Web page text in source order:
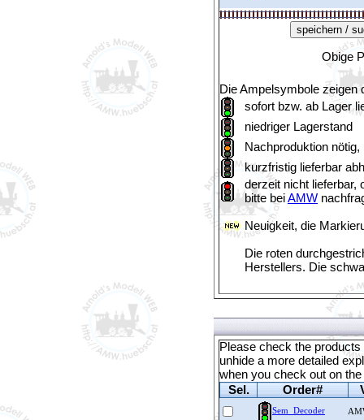
Obige
Die Ampelsymbole zeigen
sofort bzw. ab Lager
niedriger Lagerstand
Nachproduktion
kurzfristig lieferbar
derzeit nicht lieferbar,
bitte beiAMW
Neuigkeit, die
Die roten
Herstellers. Die
Please check the
unhide a more detailed
when you check out on
Sel.
Order#
Sem_Decoder